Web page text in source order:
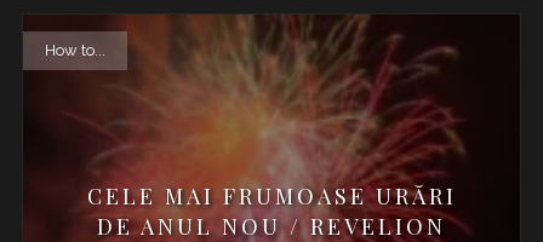
How to...
CELE MAI FRUMOASE URĂRI
DE ANUL NOU / REVELION